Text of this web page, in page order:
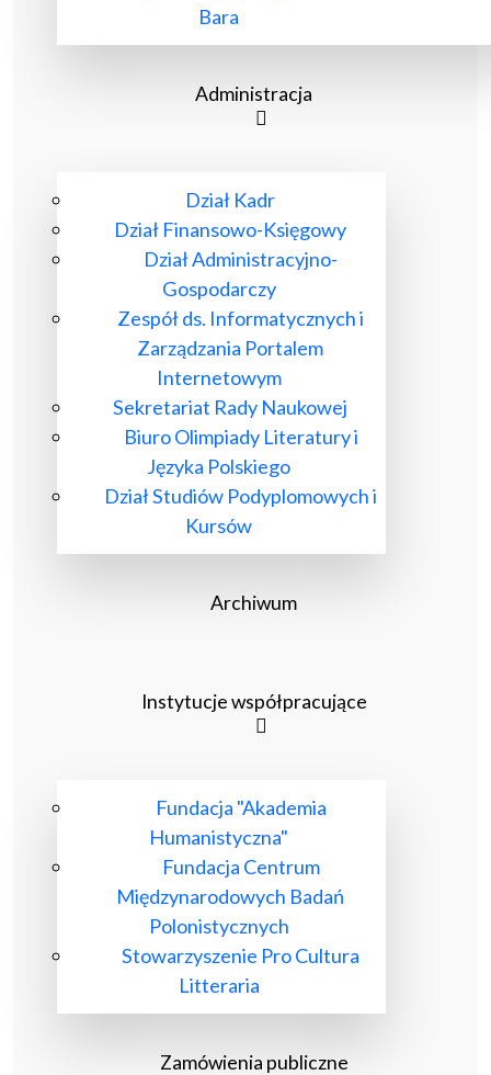
Bara
Administracja
Dział Kadr
Dział Finansowo-Księgowy
Dział Administracyjno-
Gospodarczy
Zespół ds. Informatycznych i
Zarządzania Portalem
Internetowym
Sekretariat Rady Naukowej
Biuro Olimpiady Literatury i
Języka Polskiego
Dział Studiów Podyplomowych i
Kursów
Archiwum
Instytucje współpracujące
Fundacja "Akademia
Humanistyczna"
Fundacja Centrum
Międzynarodowych Badań
Polonistycznych
Stowarzyszenie Pro Cultura
Litteraria
Zamówienia publiczne